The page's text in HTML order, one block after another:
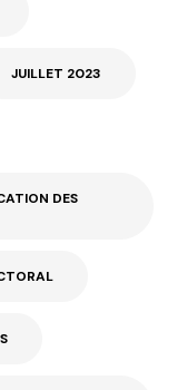
JUILLET 2023
DES